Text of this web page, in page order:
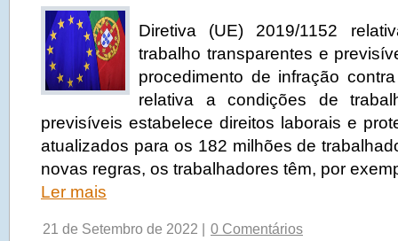
Diretiva (UE) 2019/1152
trabalho transparentes e
procedimento de infração
relativa a condições de
previsíveis estabelece direitos laborais e
atualizados para os 182 milhões de
novas regras, os trabalhadores têm, por
Ler mais
21 de Setembro de 2022 |
0 Comentários